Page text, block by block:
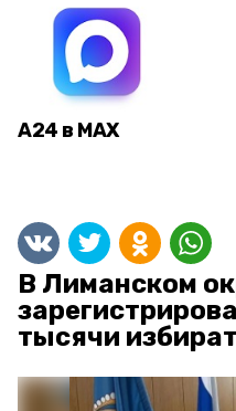
А24 в MAX
В Лиманском
тысячи